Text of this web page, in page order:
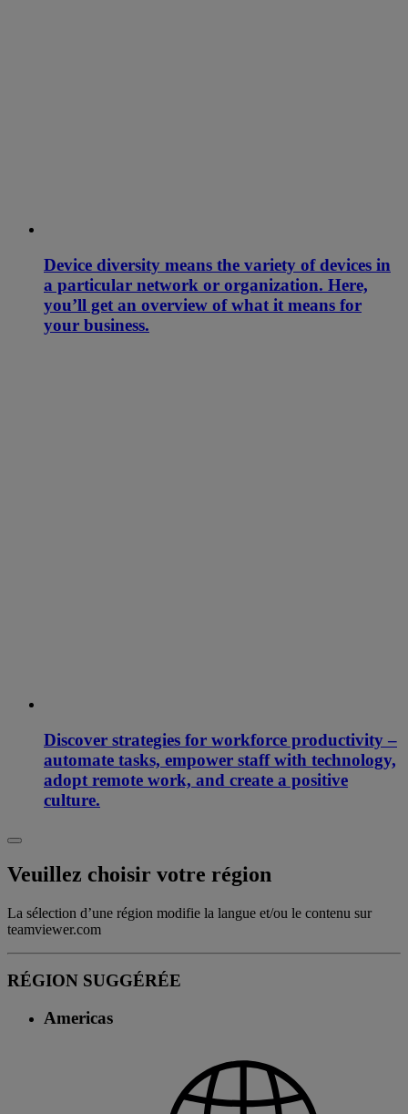
Device diversity means the variety of devices in
a particular network or organization. Here,
you’ll get an overview of what it means for
your business.
Discover strategies for workforce productivity –
automate tasks, empower staff with technology,
adopt remote work, and create a positive
culture.
Veuillez choisir votre région
La sélection d’une région modifie la langue et/ou le contenu sur
teamviewer.com
RÉGION SUGGÉRÉE
Americas